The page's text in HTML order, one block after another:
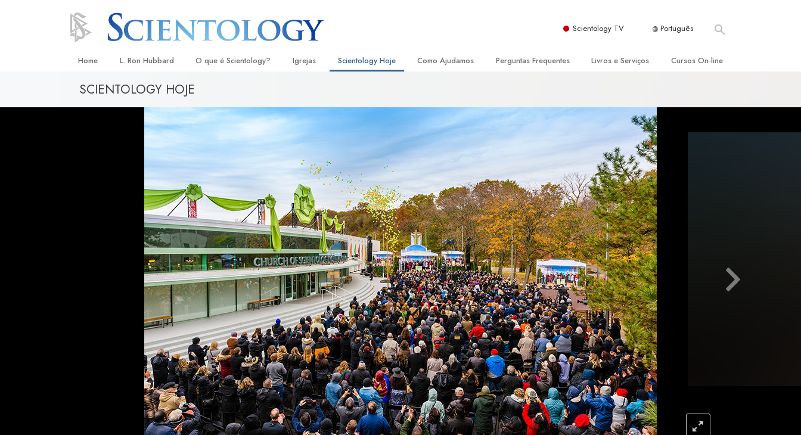
Scientology TV Português
Home L. Ron Hubbard O que é Scientology?
Credos e Códigos de Scientology
Aquilo que os Scientologists Dizem
Conheça um Scientologist
Dentro duma Igreja
Os Princípios Básicos de Scientology
Uma Introdução a Dianética
Amor e Ódio –
O que é a Grandeza?
Igrejas
Igrejas Ideais de Scientology
Base em Terra de Flag
Freewinds
A levar Scientology ao Mundo
Scientology Hoje
David Miscavige — Líder Eclesiástico
Como Ajudamos
Escolástica Aplicada
Criminon
A Verdade sobre as Drogas
Unidos para os Direitos Humanos
Comissão dos Cidadãos para os
Direitos Humanos
Ministros Voluntários de Scientology
Perguntas Frequentes
Dentro duma Igreja
A Organização de Scientology
Livros e Serviços
Serviços Introdutórios
Cursos On‑line
As Dinâmicas da Existência
Os Componentes da Compreensão
Soluções para Um Ambiente Perigoso
Ajudas para Doenças e Ferimentos
Integridade e Honestidade
Casamento
A Escala de Tom Emocional
Respostas às Drogas
Crianças
Ferramentas para o Local do Trabalho
Ética e as Condições
A Causa da Supressão
Investigações
Bases da Organização
SCIENTOLOGY HOJE